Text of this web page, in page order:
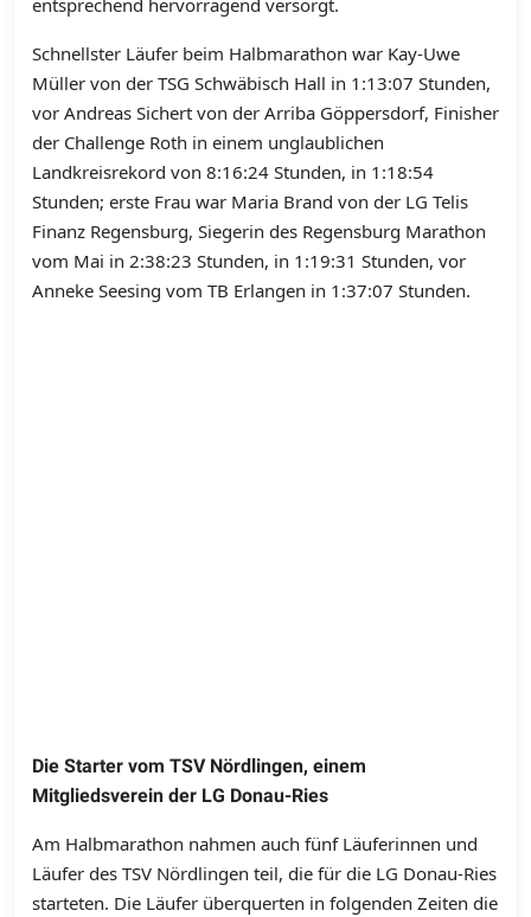
entsprechend hervorragend versorgt.
Schnellster Läufer beim Halbmarathon war Kay-Uwe
Müller von der TSG Schwäbisch Hall in 1:13:07 Stunden,
vor Andreas Sichert von der Arriba Göppersdorf, Finisher
der Challenge Roth in einem unglaublichen
Landkreisrekord von 8:16:24 Stunden, in 1:18:54
Stunden; erste Frau war Maria Brand von der LG Telis
Finanz Regensburg, Siegerin des Regensburg Marathon
vom Mai in 2:38:23 Stunden, in 1:19:31 Stunden, vor
Anneke Seesing vom TB Erlangen in 1:37:07 Stunden.
Die Starter vom TSV Nördlingen, einem
Mitgliedsverein der LG Donau-Ries
Am Halbmarathon nahmen auch fünf Läuferinnen und
Läufer des TSV Nördlingen teil, die für die LG Donau-Ries
starteten. Die Läufer überquerten in folgenden Zeiten die